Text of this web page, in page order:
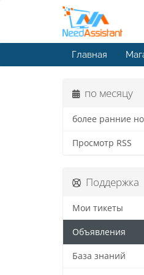
Главная
по месяцу
более ранние
Просмотр RSS
Поддержка
Мои тикеты
Объявления
База знаний